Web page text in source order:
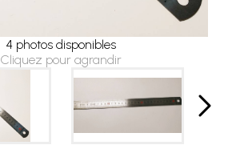
4 photos disponibles
Cliquez pour agrandir